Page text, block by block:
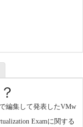
編集して発表したVMw
Examに関する